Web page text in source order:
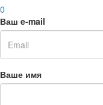
0
Ваш e-mail
Ваше имя